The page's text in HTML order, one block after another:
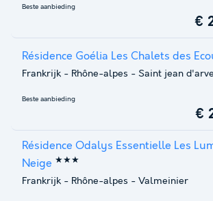
Beste aanbieding
€
Résidence Goélia Les Chalets des
Frankrijk - Rhône-alpes - Saint jean
Beste aanbieding
€
Résidence Odalys Essentielle Les
Neige ★★★
Frankrijk - Rhône-alpes - Valmeinier